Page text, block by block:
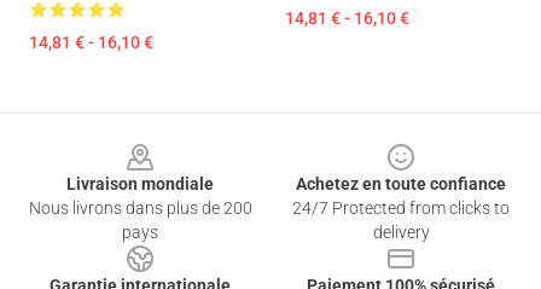
14,81 € - 16,10 €
14,81 € - 16,10 €
Livraison mondiale
Nous livrons dans plus de 200
pays
Achetez en toute confiance
24/7 Protected from clicks to
delivery